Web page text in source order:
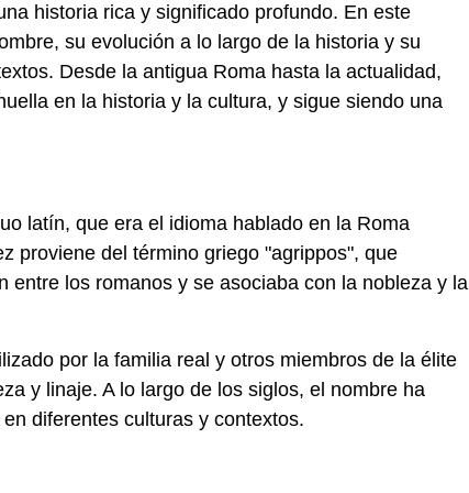
historia rica y significado profundo. En este
su evolución a lo largo de la historia y su
Desde la antigua Roma hasta la actualidad,
en la historia y la cultura, y sigue siendo una
latín, que era el idioma hablado en la Roma
proviene del término griego "agrippos", que
entre los romanos y se asociaba con la nobleza y la
por la familia real y otros miembros de la élite
y linaje. A lo largo de los siglos, el nombre ha
diferentes culturas y contextos.